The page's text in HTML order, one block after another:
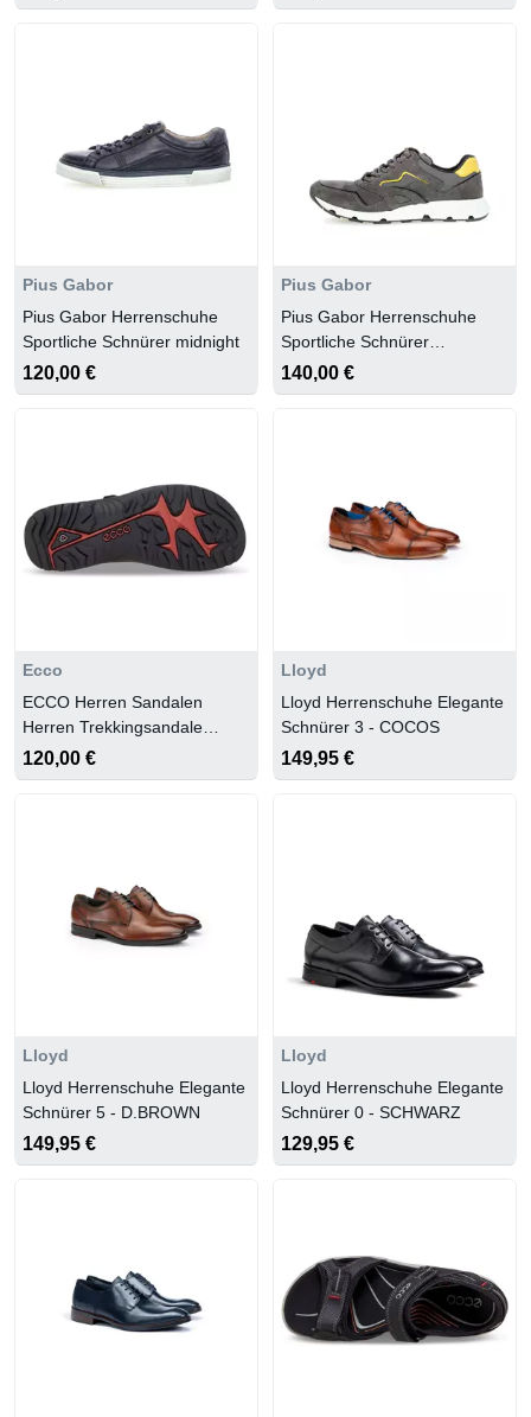
Pius Gabor
Pius Gabor Herrenschuhe
Sportliche Schnürer midnight
120,00 €
Pius Gabor
Pius Gabor Herrenschuhe
Sportliche Schnürer
shark/yellow
140,00 €
Ecco
ECCO Herren Sandalen
Herren Trekkingsandale
Offroad
120,00 €
Lloyd
Lloyd Herrenschuhe Elegante
Schnürer 3 - COCOS
149,95 €
Lloyd
Lloyd Herrenschuhe Elegante
Schnürer 5 - D.BROWN
149,95 €
Lloyd
Lloyd Herrenschuhe Elegante
Schnürer 0 - SCHWARZ
129,95 €